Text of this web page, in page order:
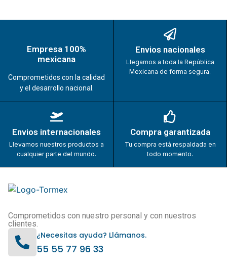
Empresa 100%
mexicana
Comprometidos con la calidad
y el desarrollo nacional.
Envios nacionales
Llegamos a toda la República
Mexicana de forma segura.
Envios internacionales
Llevamos nuestros productos a
cualquier parte del mundo.
Compra garantizada
Tu compra está respaldada en
todo momento.
Comprometidos con nuestro personal y con nuestros
clientes.
¿Necesitas ayuda? Llámanos.
55 55 77 96 33